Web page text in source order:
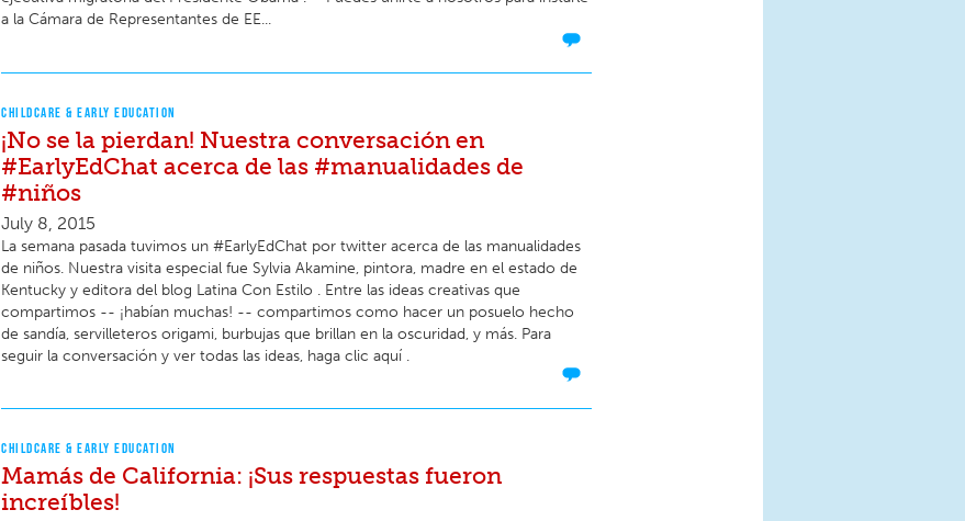
a la Cámara de Representantes de EE...
CHILDCARE & EARLY EDUCATION
¡No se la pierdan! Nuestra conversación en
#EarlyEdChat acerca de las #manualidades de
#niños
July 8, 2015
La semana pasada tuvimos un #EarlyEdChat por twitter acerca de las manualidades
de niños. Nuestra visita especial fue Sylvia Akamine, pintora, madre en el estado de
Kentucky y editora del blog Latina Con Estilo . Entre las ideas creativas que
compartimos -- ¡habían muchas! -- compartimos como hacer un posuelo hecho
de sandía, servilleteros origami, burbujas que brillan en la oscuridad, y más. Para
seguir la conversación y ver todas las ideas, haga clic aquí .
CHILDCARE & EARLY EDUCATION
Mamás de California: ¡Sus respuestas fueron
increíbles!